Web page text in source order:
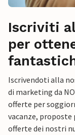
Iscriviti
per
Iscrivendoti alla
di marketing da
offerte per
vacanze, proposte
offerte dei nostri